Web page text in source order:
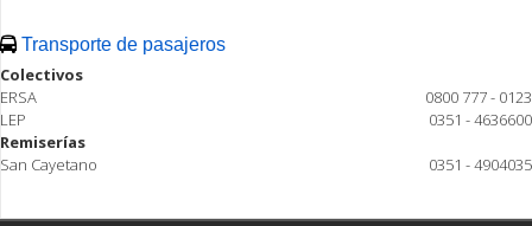
Transporte de pasajeros
Colectivos
ERSA
0800 777 - 0123
LEP
0351 - 4636600
Remiserías
San Cayetano
0351 - 4904035